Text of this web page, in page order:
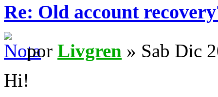
Re: Old account
por Livgren » Sab Dic
Hi!